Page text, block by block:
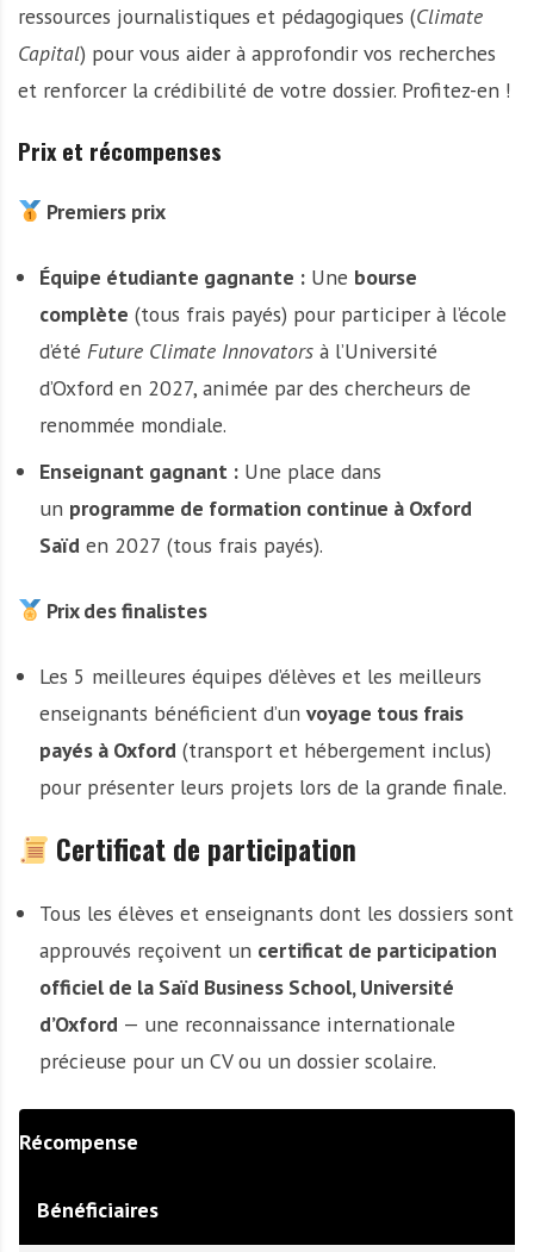
ressources journalistiques et pédagogiques (Climate
Capital) pour vous aider à approfondir vos recherches
et renforcer la crédibilité de votre dossier. Profitez-en !
Prix et récompenses
Premiers prix
Équipe étudiante gagnante :Une bourse
complète (tous frais payés) pour participer à l’école
d’été Future Climate Innovatorsà l’Université
d’Oxford en 2027, animée par des chercheurs de
renommée mondiale.
Enseignant gagnant :Une place dans
un programme de formation continue à Oxford
Saïd en 2027 (tous frais payés).
Prix des finalistes
Les 5 meilleures équipes d’élèves et les meilleurs
enseignants bénéficient d’un voyage tous frais
payés à Oxford (transport et hébergement inclus)
pour présenter leurs projets lors de la grande finale.
Certificat de participation
Tous les élèves et enseignants dont les dossiers sont
approuvés reçoivent un certificat de participation
officiel de la Saïd Business School, Université
d’Oxford — une reconnaissance internationale
précieuse pour un CV ou un dossier scolaire.
Récompense
Bénéficiaires